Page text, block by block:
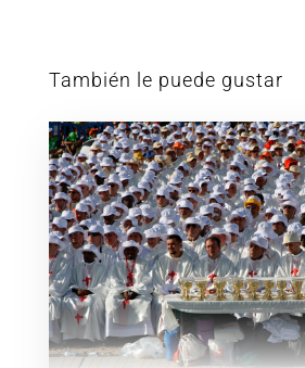
También le puede gustar